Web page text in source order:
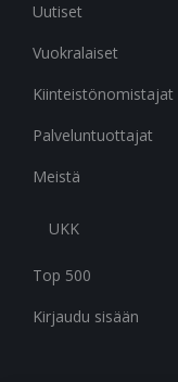
Uutiset
Vuokralaiset
Kiinteistönomistajat
Palveluntuottajat
Meistä
UKK
Top 500
Kirjaudu sisään